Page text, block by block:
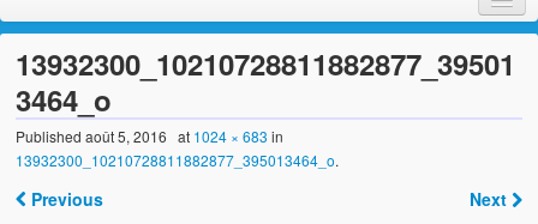
Bienvenue
La Classe 1954
13932300_10210728811882877_39501
3464_o
Publishedaoût 5, 2016 at 1024 × 683 in
13932300_10210728811882877_395013464_o.
Previous Next